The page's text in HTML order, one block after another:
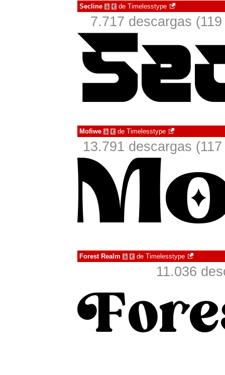
Secline à € de Timelesstype
7.717 descargas
Mofiwe à € de Timelesstype
13.791 descargas
Forest Realm à € de Timelesstype
11.036